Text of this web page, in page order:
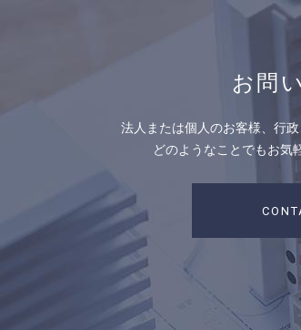
お問
法人または個人のお客様、行
どのようなことでもお気